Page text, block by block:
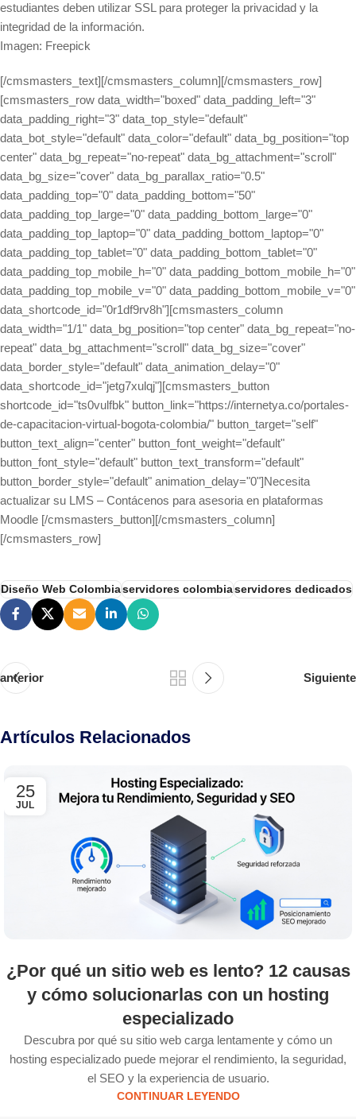
estudiantes deben utilizar SSL para proteger la privacidad y la
integridad de la información.
Imagen: Freepick
[/cmsmasters_text][/cmsmasters_column][/cmsmasters_row]
[cmsmasters_row data_width="boxed" data_padding_left="3"
data_padding_right="3" data_top_style="default"
data_bot_style="default" data_color="default" data_bg_position="top
center" data_bg_repeat="no-repeat" data_bg_attachment="scroll"
data_bg_size="cover" data_bg_parallax_ratio="0.5"
data_padding_top="0" data_padding_bottom="50"
data_padding_top_large="0" data_padding_bottom_large="0"
data_padding_top_laptop="0" data_padding_bottom_laptop="0"
data_padding_top_tablet="0" data_padding_bottom_tablet="0"
data_padding_top_mobile_h="0" data_padding_bottom_mobile_h="0"
data_padding_top_mobile_v="0" data_padding_bottom_mobile_v="0"
data_shortcode_id="0r1df9rv8h"][cmsmasters_column
data_width="1/1" data_bg_position="top center" data_bg_repeat="no-
repeat" data_bg_attachment="scroll" data_bg_size="cover"
data_border_style="default" data_animation_delay="0"
data_shortcode_id="jetg7xulqj"][cmsmasters_button
shortcode_id="ts0vulfbk" button_link="https://internetya.co/portales-
de-capacitacion-virtual-bogota-colombia/" button_target="self"
button_text_align="center" button_font_weight="default"
button_font_style="default" button_text_transform="default"
button_border_style="default" animation_delay="0"]Necesita
actualizar su LMS – Contácenos para asesoria en plataformas
Moodle [/cmsmasters_button][/cmsmasters_column]
[/cmsmasters_row]
Diseño Web Colombiaservidores colombiaservidores dedicados
anterior Siguiente
Artículos Relacionados
25
JUL
¿Por qué un sitio web es lento? 12 causas
y cómo solucionarlas con un hosting
especializado
Descubra por qué su sitio web carga lentamente y cómo un
hosting especializado puede mejorar el rendimiento, la seguridad,
el SEO y la experiencia de usuario.
CONTINUAR LEYENDO